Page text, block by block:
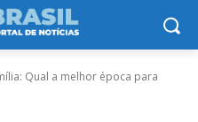
Qual a melhor época para